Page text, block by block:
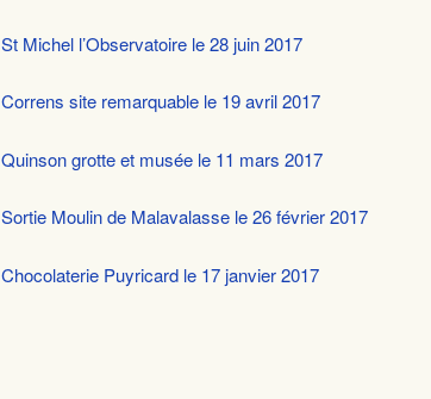
St Michel l’Observatoire le 28 juin 2017
Correns site remarquable le 19 avril 2017
Quinson grotte et musée le 11 mars 2017
Sortie Moulin de Malavalasse le 26 février 2017
Chocolaterie Puyricard le 17 janvier 2017